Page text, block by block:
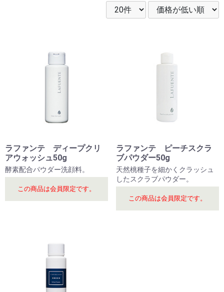
ラファンテ ディープクリ
アウォッシュ50g
酵素配合パウダー洗顔料。
この商品は会員限定です。
ラファンテ ピーチスクラ
ブパウダー50g
天然桃種子を細かくクラッシュ
したスクラブパウダー。
この商品は会員限定です。